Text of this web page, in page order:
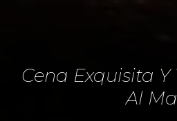
Cena Exquisita Y
Al